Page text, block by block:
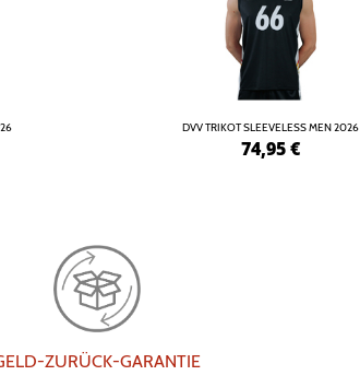
DVV TRIKOT SLEEVELESS MEN 2026
74,95€
ZURÜCK-GARANTIE